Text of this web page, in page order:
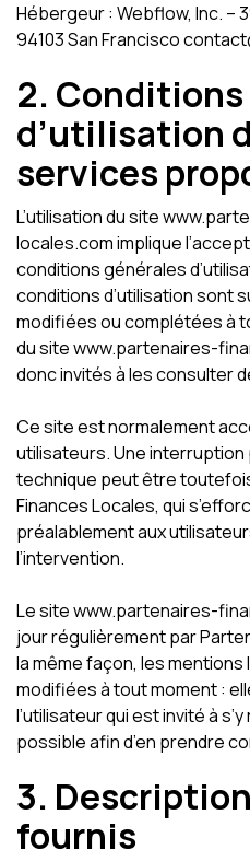
Hébergeur : Webflow, Inc. –
94103 San Francisco
2.
d’utilisation
services
L’utilisation du site
locales.com implique
conditions générales
conditions d’utilisation sont
modifiées ou complétées à
du site www.partenaires-
donc invités à les consulter
Ce site est normalement
utilisateurs. Une
technique peut être
Finances Locales, qui
préalablement aux
l’intervention.
Le site www.partenaires-
jour régulièrement par
la même façon, les
modifiées à tout moment :
l’utilisateur qui est invité à
possible afin d’en prendre
3.
fournis